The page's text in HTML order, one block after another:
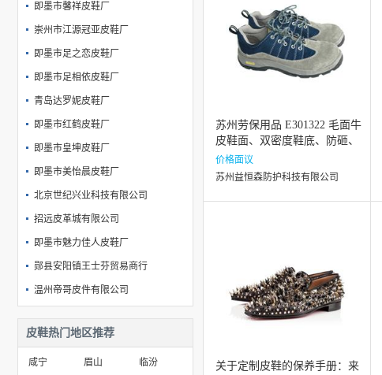
即墨市馨祥皮鞋厂
崇州市江源冠亚皮鞋厂
即墨市足之恋皮鞋厂
即墨市足相依皮鞋厂
青岛达罗妮皮鞋厂
即墨市红鹤皮鞋厂
即墨市皇坤皮鞋厂
即墨市美怡晨皮鞋厂
北京世纪兴业科技有限公司
招远皮革城有限公司
即墨市魅力佳人皮鞋厂
郧县安阳镇王士芬贸易商行
温州帝哥皮件有限公司
渝中区陕西路温广皮鞋经营部
皮鞋热门地区推荐
咸宁 眉山
临汾
苏州劳保用品 E301322 毛面牛
皮鞋面、双密度鞋底、防砸、
防刺穿、防静电、耐磨、耐
油、SRC级防滑 安全鞋
价格面议
苏州益恒森防护科技有限公司
关于定制皮鞋的保养手册：来